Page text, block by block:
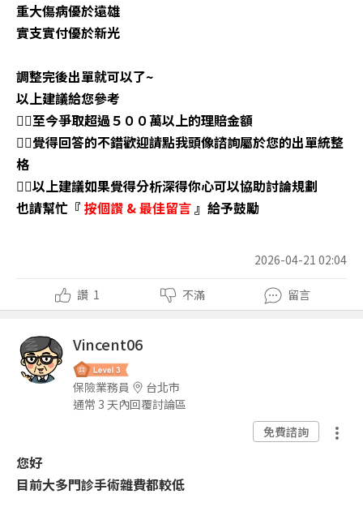
重大傷病優於遠雄
實支實付優於新光
調整完後出單就可以了~
以上建議給您參考
👉🏼至今爭取超過５００萬以上的理賠金額
👉🏼覺得回答的不錯歡迎請點我頭像諮詢屬於您的出單統整
格
👉🏼以上建議如果覺得分析深得你心可以協助討論規劃
也請幫忙『 按個讚 &最佳留言』給予鼓勵
2026-04-21 02:04
讚 1 不滿 留言
Vincent06
保險業務員
台北市
通常 3 天內回覆討論區
免費諮詢
您好
目前大多門診手術雜費都較低